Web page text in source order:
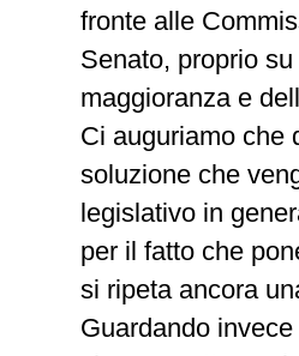
fronte alle
Senato, proprio
maggioranza e
Ci auguriamo che
soluzione che
legislativo in
per il fatto che
si ripeta ancora
Guardando